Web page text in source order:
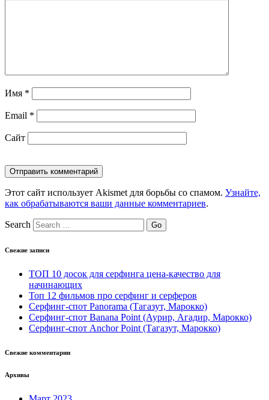
Имя *
Email *
Сайт
Этот сайт использует Akismet для борьбы со спамом. Узнайте,
как обрабатываются ваши данные комментариев.
Search
Свежие записи
ТОП 10 досок для серфинга цена-качество для
начинающих
Топ 12 фильмов про серфинг и серферов
Серфинг-спот Panorama (Тагазут, Марокко)
Серфинг-спот Banana Point (Аурир, Агадир, Марокко)
Серфинг-спот Anchor Point (Тагазут, Марокко)
Свежие комментарии
Архивы